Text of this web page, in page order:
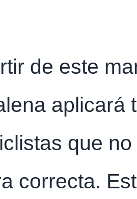
de este
aplicará
que
correcta.